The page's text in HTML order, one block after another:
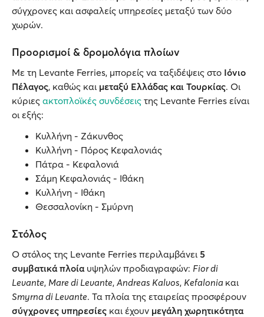
σύγχρονες και ασφαλείς υπηρεσίες μεταξύ των δύο
χωρών.
Προορισμοί & δρομολόγια πλοίων
Με τη Levante Ferries, μπορείς να ταξιδέψεις στο Ιόνιο
Πέλαγος, καθώς και μεταξύ Ελλάδας και Τουρκίας. Οι
κύριες ακτοπλοϊκές συνδέσεις της Levante Ferries είναι
οι εξής:
Κυλλήνη - Ζάκυνθος
Κυλλήνη - Πόρος Κεφαλονιάς
Πάτρα - Κεφαλονιά
Σάμη Κεφαλονιάς - Ιθάκη
Κυλλήνη - Ιθάκη
Θεσσαλονίκη - Σμύρνη
Στόλος
Ο στόλος της Levante Ferries περιλαμβάνει 5
συμβατικά πλοίαυψηλών προδιαγραφών: Fior di
Levante, Mare di Levante, Andreas Kalvos, Kefalonia και
Smyrna di Levante. Τα πλοία της εταιρείας προσφέρουν
σύγχρονες υπηρεσίες και έχουν μεγάλη χωρητικότητα